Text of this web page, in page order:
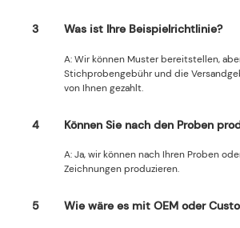
3 Was ist Ihre Beispielrichtlinie?
A: Wir können Muster bereitstellen,
Stichprobengebühr und die
von Ihnen gezahlt.
4 Können Sie nach den Proben
A: Ja, wir können nach Ihren Proben
Zeichnungen produzieren.
5 Wie wäre es mit OEM oder